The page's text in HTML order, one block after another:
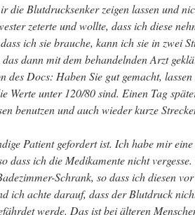
die Blutdrucksenker zeigen lassen und
zeterte und wollte, dass ich diese
ich sie brauche, kann ich sie in zwei
dann mit dem behandelnden Arzt
des Docs: Haben Sie gut gemacht,
Werte unter 120/80 sind. Einen Tag
benutzen und auch wieder kurze
Patient gefordert ist. Ich habe mir eine
dass ich die Medikamente nicht
Schrank, so dass ich diesen
ich achte darauf, dass der Blutdruck
werde. Das ist bei älteren